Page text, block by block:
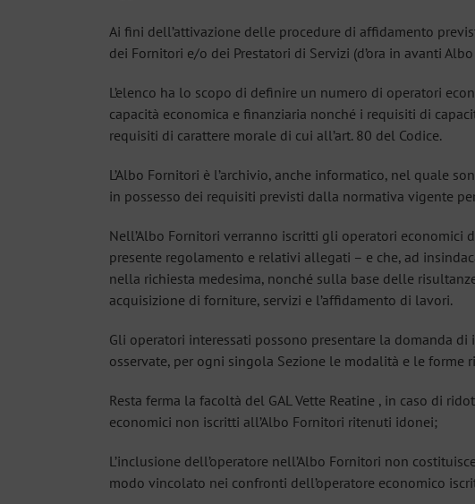
Ai fini dell’attivazione delle procedure di affidamento
dei Fornitori e/o dei Prestatori di Servizi (d’ora in avanti
L’elenco ha lo scopo di definire un numero di operatori
capacità economica e finanziaria nonché i requisiti di
requisiti di carattere morale di cui all’art. 80 del Codice.
L’Albo Fornitori è l’archivio, anche informatico, nel quale
in possesso dei requisiti previsti dalla normativa vigente
Nell’Albo Fornitori verranno iscritti gli operatori
presente regolamento e relativi allegati – e che, ad
nella richiesta medesima, nonché sulla base delle
acquisizione di forniture, servizi e l’affidamento di lavori.
Gli operatori interessati possono presentare la domanda
osservate, per ogni singola Sezione le modalità e le forme
Resta ferma la facoltà del GAL Vette Reatine , in caso di
economici non iscritti all’Albo Fornitori ritenuti idonei;
L’inclusione dell’operatore nell’Albo Fornitori non
modo vincolato nei confronti dell’operatore economico